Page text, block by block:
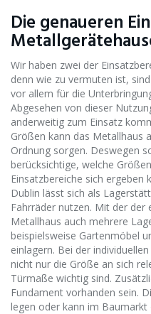
Die genaueren
Wir haben zwei der
denn wie zu vermuten ist,
vor allem für die
Abgesehen von dieser
anderweitig zum Einsatz
Größen kann das Metallhaus
Ordnung sorgen. Deswegen
berücksichtige, welche
Einsatzbereiche sich ergeben
Dublin lässt sich als
Fahrräder nutzen. Mit der der
Metallhaus auch mehrere
beispielsweise Gartenmöbel
einlagern. Bei der
nicht nur die Größe an sich
Türmaße wichtig sind.
Fundament vorhanden sein.
legen oder kann im Baumarkt